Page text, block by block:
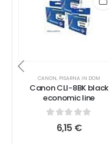
CANON, PISARNA IN DOM
Canon CLI-8BK black
economic line
out of 5
6,15 €